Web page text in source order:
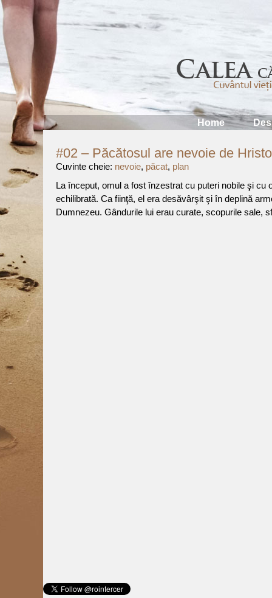
Home
#02 – Păcătosul are nevoie de
Cuvinte cheie: nevoie, păcat, plan
La început, omul a fost înzestrat cu puteri nobile şi cu
echilibrată. Ca fiinţă, el era desăvârşit şi în deplină
Dumnezeu. Gândurile lui erau curate, scopurile sale,